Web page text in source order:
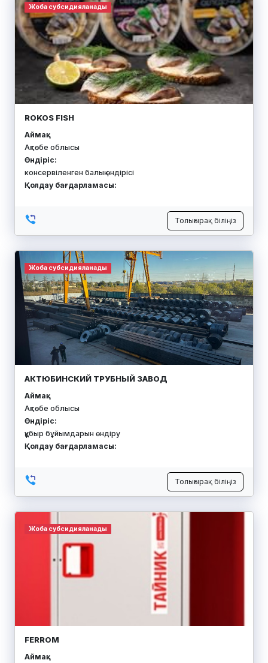
Жоба субсидияланады
ROKOS FISH
Аймақ:
Ақтөбе облысы
Өндіріс:
консервіленген балық өндірісі
Қолдау бағдарламасы:
Толығырақ біліңіз
Жоба субсидияланады
АКТЮБИНСКИЙ ТРУБНЫЙ ЗАВОД
Аймақ:
Ақтөбе облысы
Өндіріс:
құбыр бұйымдарын өндіру
Қолдау бағдарламасы:
Толығырақ біліңіз
Жоба субсидияланады
FERROM
Аймақ: